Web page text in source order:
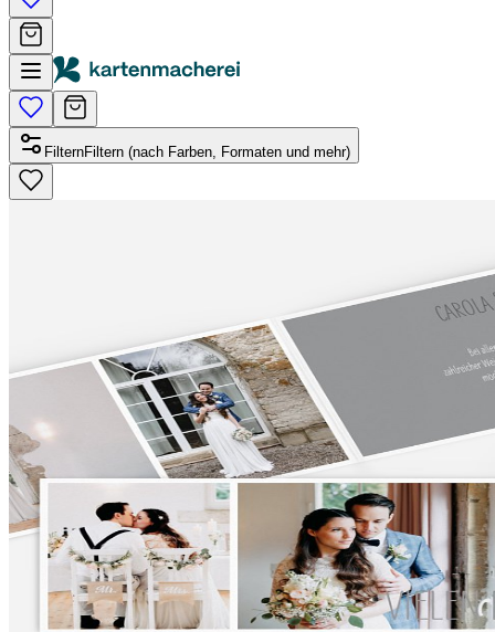
FilternFiltern (nach Farben, Formaten und mehr)